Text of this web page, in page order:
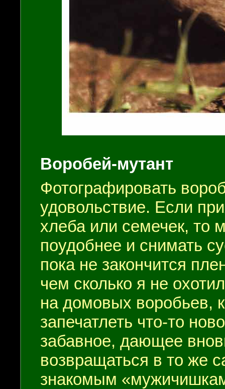
Воробей-мутант
Фотографировать
удовольствие. Если
хлеба или семечек, то
поудобнее и снимать
пока не закончится
чем сколько я не
на домовых воробьев,
запечатлеть что-то
забавное, дающее
возвращаться в то же
знакомым